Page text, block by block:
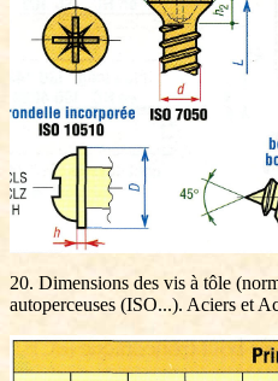
20. Dimensions des vis à tôle
autoperceuses (ISO...). Aciers et